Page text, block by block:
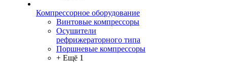
Компрессорное оборудование
Винтовые компрессоры
Осушители
рефрижераторного типа
Поршневые компрессоры
+ Ещё 1